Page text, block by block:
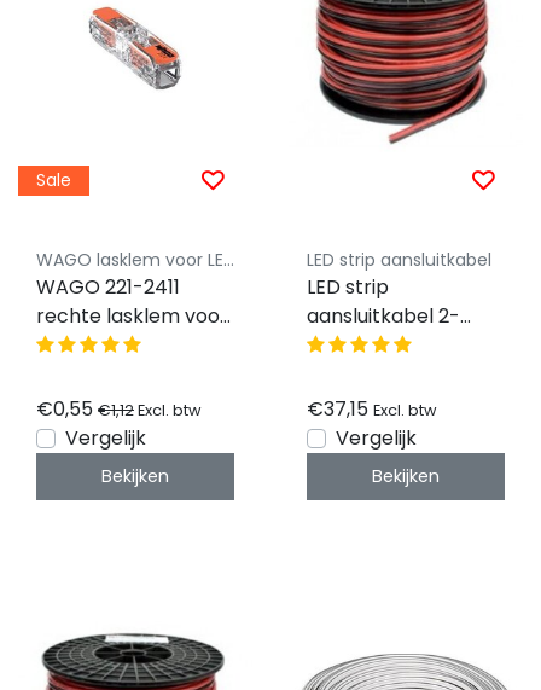
Sale
WAGO lasklem voor LED verlichting
WAGO 221-2411
rechte lasklem voor
2 LED strips 2 -
WAGO
€0,55 €1,12Excl. btw
Vergelijk
Bekijken
LED strip aansluitkabel
LED strip
aansluitkabel 2-
polig, YZWL
meter rol - zwart
rood
€37,15 Excl. btw
Vergelijk
Bekijken